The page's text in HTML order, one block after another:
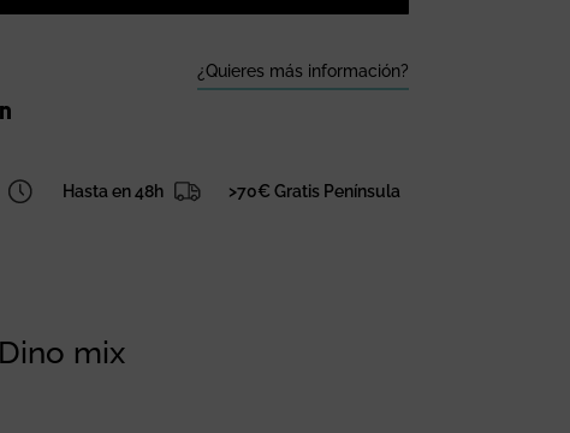
¿Quieres más información?
Hasta en 48h >70€ Gratis Península
mix